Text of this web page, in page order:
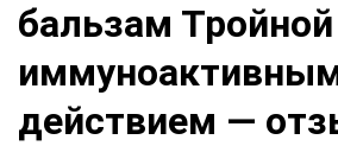
бальзам
действием —